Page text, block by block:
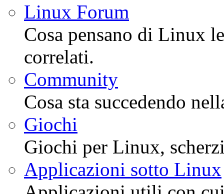
Linux Forum
Cosa pensano di Linux
correlati.
Community
Cosa sta succedendo
Giochi
Giochi per Linux,
Applicazioni sotto Linux